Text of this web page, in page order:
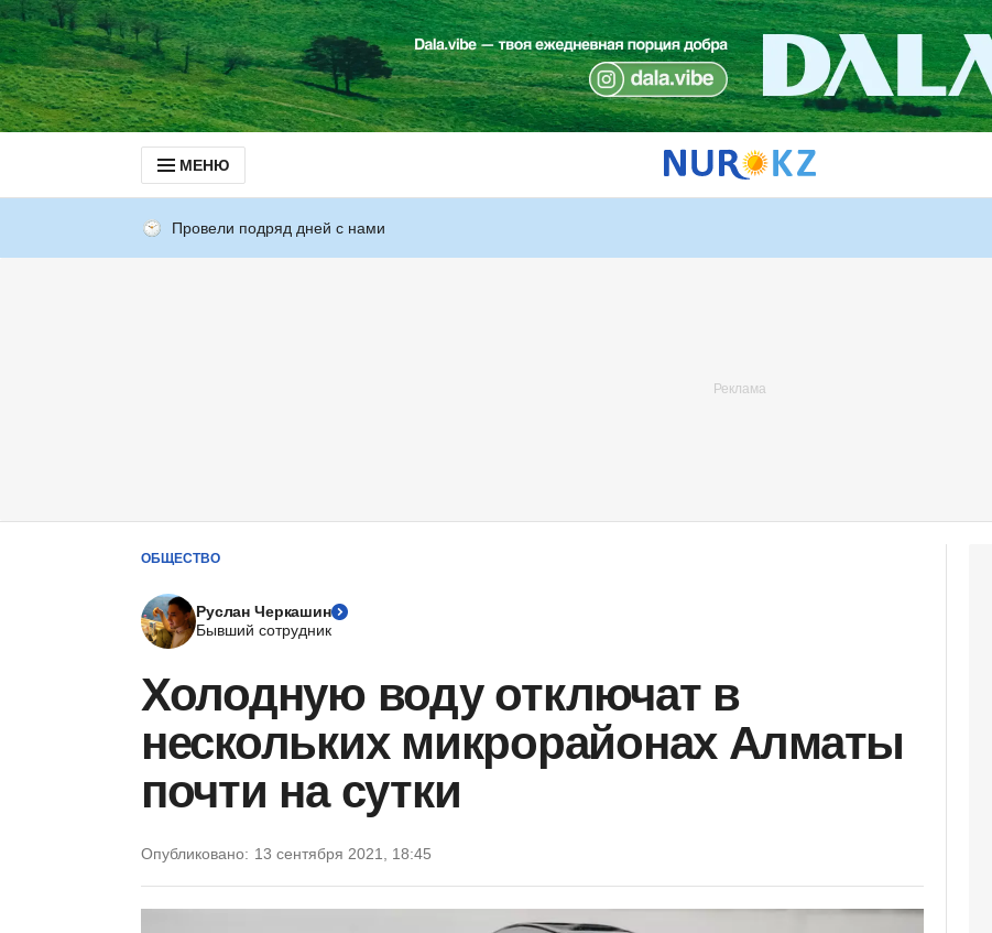
МЕНЮ
Провели подряд дней с нами
ОБЩЕСТВО
Руслан Черкашин
Бывший сотрудник
Холодную воду отключат в
нескольких микрорайонах Алматы
почти на сутки
Опубликовано: 13 сентября 2021, 18:45